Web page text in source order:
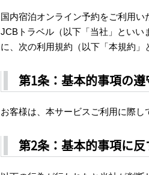
国内宿泊オンライン予約をご利用い
JCBトラベル（以下「当社」といい
に、次の利用規約（以下「本規約
第1条：基本的事項の遵
お客様は、本サービスご利用に際し
第2条：基本的事項に